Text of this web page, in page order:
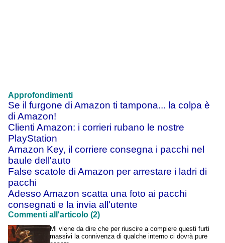
Approfondimenti
Se il furgone di Amazon ti tampona... la colpa è
di Amazon!
Clienti Amazon: i corrieri rubano le nostre
PlayStation
Amazon Key, il corriere consegna i pacchi nel
baule dell'auto
False scatole di Amazon per arrestare i ladri di
pacchi
Adesso Amazon scatta una foto ai pacchi
consegnati e la invia all'utente
Commenti all'articolo (2)
Mi viene da dire che per riuscire a compiere questi furti
massivi la connivenza di qualche interno ci dovrà pure